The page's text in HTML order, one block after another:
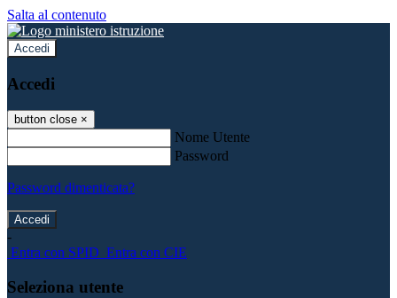
Salta al contenuto
Accedi
Accedi
button close ×
Nome Utente
Password
Password dimenticata?
-
Entra con SPID Entra con CIE
Seleziona utente